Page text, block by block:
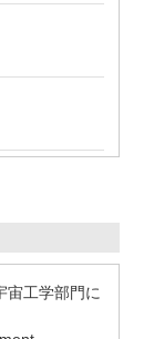
宙工学部門に